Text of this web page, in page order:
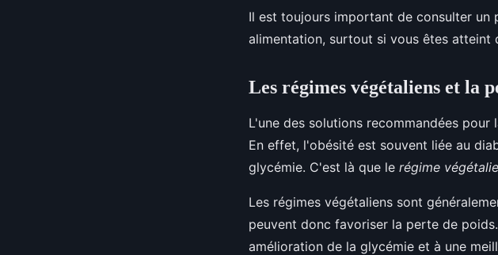
Il est toujours important de consulter un
alimentation, surtout si vous êtes atteint
Les régimes végétaliens et la
L'une des solutions recommandées
En effet, l'obésité est souvent liée au
glycémie. C'est là que le régime
Les régimes végétaliens sont
peuvent donc favoriser la perte de
amélioration de la glycémie et à une